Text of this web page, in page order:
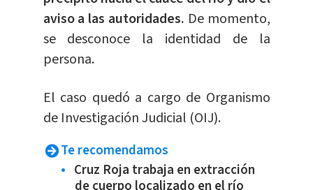
aviso a las autoridades. De momento,
se desconoce la identidad de la
persona.
El caso quedó a cargo de Organismo
de Investigación Judicial (OIJ).
Te recomendamos
Cruz Roja trabaja en extracción